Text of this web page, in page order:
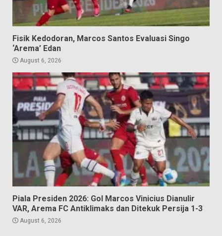
Fisik Kedodoran, Marcos Santos Evaluasi Singo
‘Arema’ Edan
August 6, 2026
Piala Presiden 2026: Gol Marcos Vinicius Dianulir
VAR, Arema FC Antiklimaks dan Ditekuk Persija 1-3
August 6, 2026